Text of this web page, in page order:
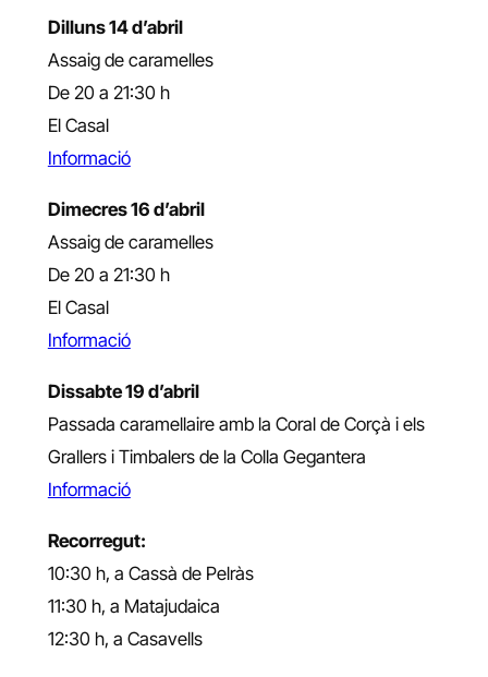
Dilluns 14 d’abril
Assaig de caramelles
De 20 a 21:30 h
El Casal
Informació
Dimecres 16 d’abril
Assaig de caramelles
De 20 a 21:30 h
El Casal
Informació
Dissabte 19 d’abril
Passada caramellaire amb la Coral de Corçà i els
Grallers i Timbalers de la Colla Gegantera
Informació
Recorregut:
10:30 h, a Cassà de Pelràs
11:30 h, a Matajudaica
12:30 h, a Casavells